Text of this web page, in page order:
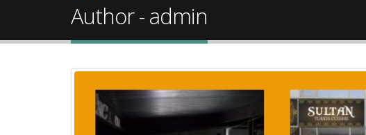
Author - admin